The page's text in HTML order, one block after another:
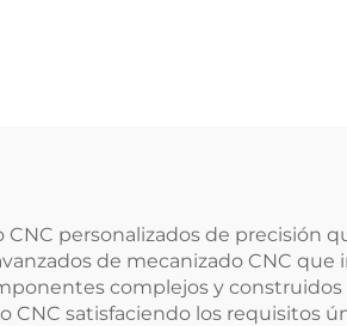
personalizados de precisión
de mecanizado CNC que
complejos y construidos
satisfaciendo los requisitos